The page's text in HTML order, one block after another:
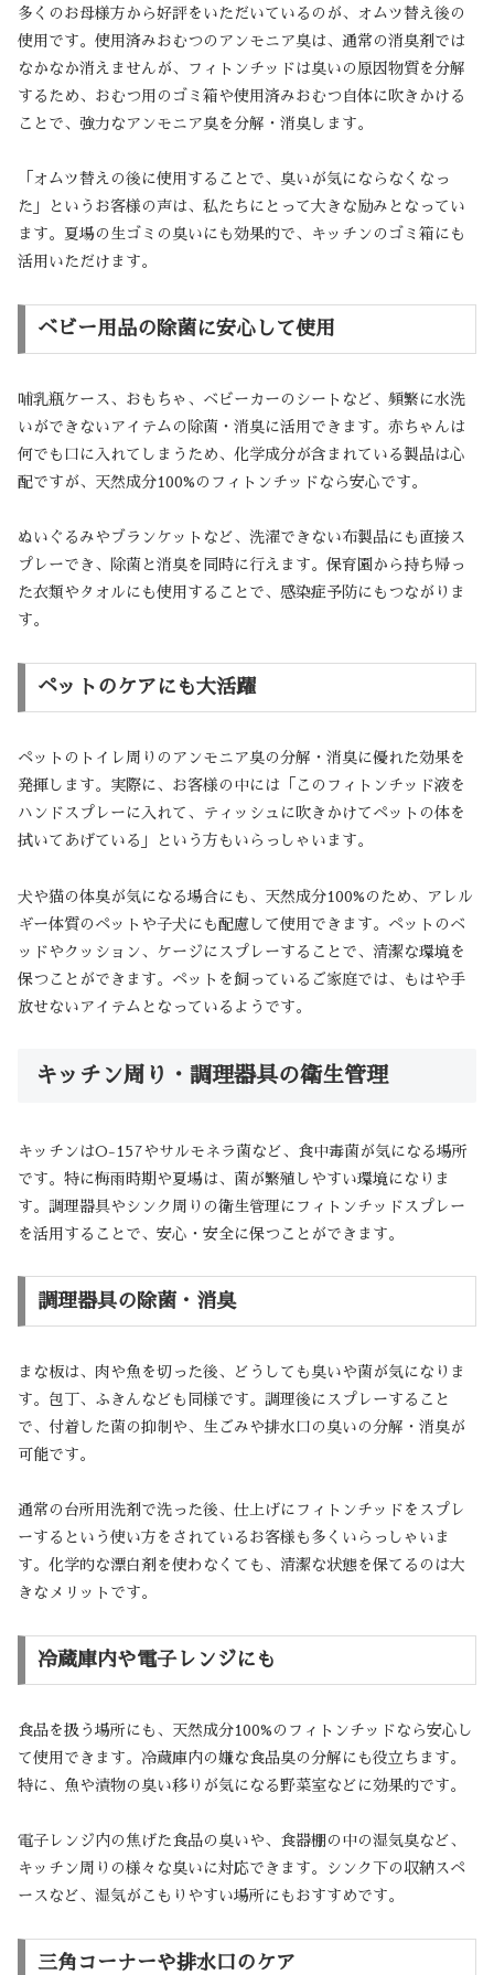
多くのお母様方から好評をいただいているのが、オムツ替え後の
使用です。使用済みおむつのアンモニア臭は、通常の消臭剤では
なかなか消えませんが、フィトンチッドは臭いの原因物質を分解
するため、おむつ用のゴミ箱や使用済みおむつ自体に吹きかける
ことで、強力なアンモニア臭を分解・消臭します。
「オムツ替えの後に使用することで、臭いが気にならなくなっ
た」というお客様の声は、私たちにとって大きな励みとなってい
ます。夏場の生ゴミの臭いにも効果的で、キッチンのゴミ箱にも
活用いただけます。
ベビー用品の除菌に安心して使用
哺乳瓶ケース、おもちゃ、ベビーカーのシートなど、頻繁に水洗
いができないアイテムの除菌・消臭に活用できます。赤ちゃんは
何でも口に入れてしまうため、化学成分が含まれている製品は心
配ですが、天然成分100%のフィトンチッドなら安心です。
ぬいぐるみやブランケットなど、洗濯できない布製品にも直接ス
プレーでき、除菌と消臭を同時に行えます。保育園から持ち帰っ
た衣類やタオルにも使用することで、感染症予防にもつながりま
す。
ペットのケアにも大活躍
ペットのトイレ周りのアンモニア臭の分解・消臭に優れた効果を
発揮します。実際に、お客様の中には「このフィトンチッド液を
ハンドスプレーに入れて、ティッシュに吹きかけてペットの体を
拭いてあげている」という方もいらっしゃいます。
犬や猫の体臭が気になる場合にも、天然成分100%のため、アレル
ギー体質のペットや子犬にも配慮して使用できます。ペットのベ
ッドやクッション、ケージにスプレーすることで、清潔な環境を
保つことができます。ペットを飼っているご家庭では、もはや手
放せないアイテムとなっているようです。
キッチン周り・調理器具の衛生管理
キッチンはO-157やサルモネラ菌など、食中毒菌が気になる場所
です。特に梅雨時期や夏場は、菌が繁殖しやすい環境になりま
す。調理器具やシンク周りの衛生管理にフィトンチッドスプレー
を活用することで、安心・安全に保つことができます。
調理器具の除菌・消臭
まな板は、肉や魚を切った後、どうしても臭いや菌が気になりま
す。包丁、ふきんなども同様です。調理後にスプレーすること
で、付着した菌の抑制や、生ごみや排水口の臭いの分解・消臭が
可能です。
通常の台所用洗剤で洗った後、仕上げにフィトンチッドをスプレ
ーするという使い方をされているお客様も多くいらっしゃいま
す。化学的な漂白剤を使わなくても、清潔な状態を保てるのは大
きなメリットです。
冷蔵庫内や電子レンジにも
食品を扱う場所にも、天然成分100%のフィトンチッドなら安心し
て使用できます。冷蔵庫内の嫌な食品臭の分解にも役立ちます。
特に、魚や漬物の臭い移りが気になる野菜室などに効果的です。
電子レンジ内の焦げた食品の臭いや、食器棚の中の湿気臭など、
キッチン周りの様々な臭いに対応できます。シンク下の収納スペ
ースなど、湿気がこもりやすい場所にもおすすめです。
三角コーナーや排水口のケア